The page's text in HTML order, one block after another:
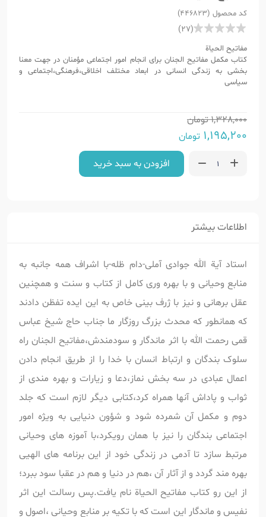
کد محصول (446823)
(27)
مفاتیح الحیاة
کتاب مکمل مفاتیح الجنان برای انجام امور اجتماعی مؤمنان در جهت معنا
بخشی به زندگی انسانی در ابعاد مختلف اخلاقی،فرهنگی،اجتماعی و
سیاسی
1,328,000تومان
1,195,200 تومان
افزودن به سبد خرید
اطلاعات بیشتر
استاد آیة الله جوادی آملی-دام ظله-با اشراف همه جانبه به
منابع وحیانی و با بهره وری کامل از کتاب و سنت و همچنین
عقل برهانی و نیز با ژرف بینی خاص به این ایده تفظن دادند
که همانطور که محدث بزرگ روزگار ما جناب حاج شیخ عباس
قمی رحمت الله با اثر ماندگار و سودمندش،مفاتیح الجنان راه
سلوک بندگان و ارتباط انسان با خدا را از طریق انجام دادن
اعمال عبادی در سه بخش نماز،دعا و زیارات و بهره مندی از
ثواب و پاداش آنها همراه کرد،کتابی دیگر لازم است که جلد
دوم و مکمل آن شمرده شود و شؤون دنیایی به ویژه امور
اجتماعی بندگان را نیز با همان رویکرد،با آموزه های وحیانی
مرتبط سازد تا آدمی در زندگی خود از این برنامه های الهیی
بهره مند گردد و از آثار آن ،هم در دنیا و هم در عقبا سود ببرد؛
از این رو کتاب مفاتیح الحیاة نام یافت.پس رسالت این اثر
نفیس و ماندگار این است که با تکیه بر منابع وحیانی ،اصول و